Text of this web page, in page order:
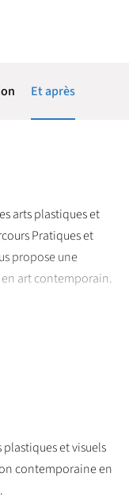
Et après
arts plastiques et
Pratiques et
propose une
art contemporain.
en vraie
l’art et esthétique.
ayant suivi un
formation
en art
contemporain.
et visuels
contemporaine en